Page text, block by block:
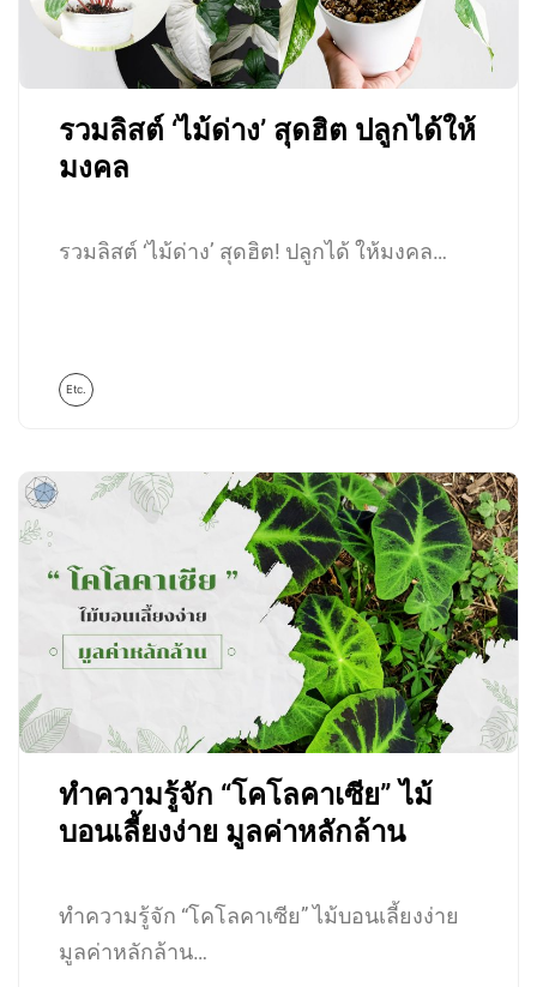
รวมลิสต์ ‘ไม้ด่าง’ สุดฮิต ปลูกได้ให้
มงคล
รวมลิสต์ ‘ไม้ด่าง’ สุดฮิต! ปลูกได้ ให้มงคล…
Etc.
ทำความรู้จัก “โคโลคาเซีย” ไม้
บอนเลี้ยงง่าย มูลค่าหลักล้าน
ทำความรู้จัก “โคโลคาเซีย” ไม้บอนเลี้ยงง่าย
มูลค่าหลักล้าน…